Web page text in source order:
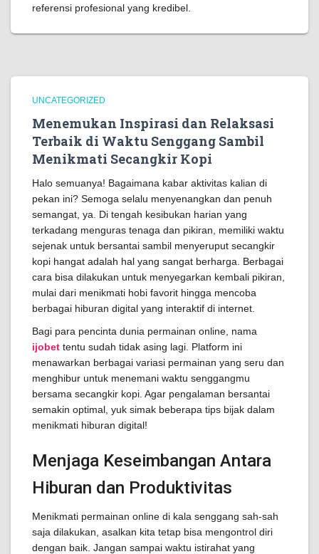
referensi profesional yang kredibel.
UNCATEGORIZED
Menemukan Inspirasi dan Relaksasi
Terbaik di Waktu Senggang Sambil
Menikmati Secangkir Kopi
Halo semuanya! Bagaimana kabar aktivitas kalian di
pekan ini? Semoga selalu menyenangkan dan penuh
semangat, ya. Di tengah kesibukan harian yang
terkadang menguras tenaga dan pikiran, memiliki waktu
sejenak untuk bersantai sambil menyeruput secangkir
kopi hangat adalah hal yang sangat berharga. Berbagai
cara bisa dilakukan untuk menyegarkan kembali pikiran,
mulai dari menikmati hobi favorit hingga mencoba
berbagai hiburan digital yang interaktif di internet.
Bagi para pencinta dunia permainan online, nama
ijobet tentu sudah tidak asing lagi. Platform ini
menawarkan berbagai variasi permainan yang seru dan
menghibur untuk menemani waktu senggangmu
bersama secangkir kopi. Agar pengalaman bersantai
semakin optimal, yuk simak beberapa tips bijak dalam
menikmati hiburan digital!
Menjaga Keseimbangan Antara
Hiburan dan Produktivitas
Menikmati permainan online di kala senggang sah-sah
saja dilakukan, asalkan kita tetap bisa mengontrol diri
dengan baik. Jangan sampai waktu istirahat yang